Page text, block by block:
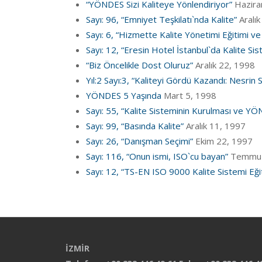
“YÖNDES Sizi Kaliteye Yönlendiriyor”
Sayı: 96, “Emniyet Teşkilatı`nda Kalite”
Sayı: 6, “Hizmette Kalite Yönetimi Eğitimi
Sayı: 12, “Eresin Hotel İstanbul`da Kalite
“Biz Öncelikle Dost Oluruz” Aralık 22, 1998
Yıl:2 Sayı:3, “Kaliteyi Gördü Kazandı: Nesrin
YÖNDES 5 Yaşında Mart 5, 1998
Sayı: 55, “Kalite Sisteminin Kurulması ve
Sayı: 99, “Basında Kalite” Aralık 11, 1997
Sayı: 26, “Danışman Seçimi” Ekim 22, 1997
Sayı: 116, “Onun ismi, ISO`cu bayan”
Sayı: 12, “TS-EN ISO 9000 Kalite Sistemi
İZMİR